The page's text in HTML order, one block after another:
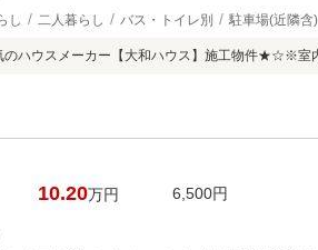
し 二人暮らし バス・トイレ別 駐車場(近隣含)
のハウスメーカー【大和ハウス】施工物件★☆※室
10.20万円 6,500円